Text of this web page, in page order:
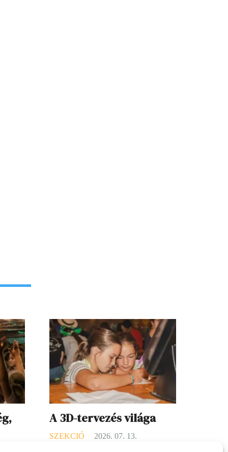
A 3D-tervezés világa
SZEKCIÓ 2026. 07. 13.